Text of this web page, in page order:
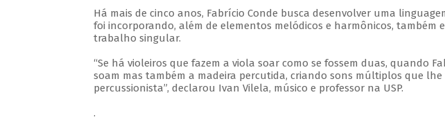
Há mais de cinco anos, Fabrício Conde busca desenvolver uma
foi incorporando, além de elementos melódicos e harmônicos, também
trabalho singular.
“Se há violeiros que fazem a viola soar como se fossem duas, quando
soam mas também a madeira percutida, criando sons múltiplos que
percussionista”, declarou Ivan Vilela, músico e professor na USP.
.